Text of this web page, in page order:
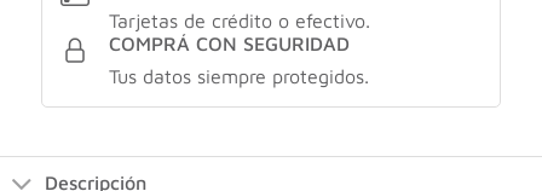
Tarjetas de crédito o efectivo.
COMPRÁ CON SEGURIDAD
Tus datos siempre protegidos.
Descripción